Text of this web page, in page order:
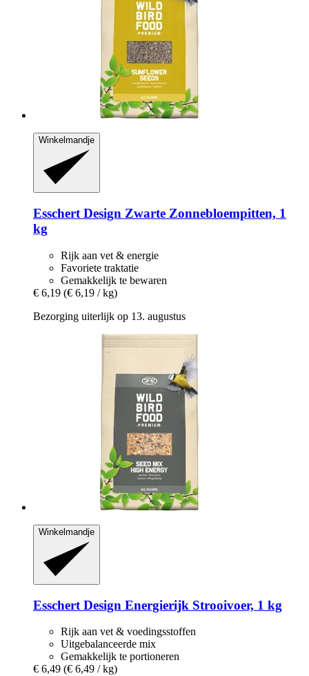
Winkelmandje
Esschert Design Zwarte Zonnebloempitten, 1
kg
Rijk aan vet & energie
Favoriete traktatie
Gemakkelijk te bewaren
€ 6,19 (€ 6,19 / kg)
Bezorging uiterlijk op 13. augustus
Winkelmandje
Esschert Design Energierijk Strooivoer, 1 kg
Rijk aan vet & voedingsstoffen
Uitgebalanceerde mix
Gemakkelijk te portioneren
€ 6,49 (€ 6,49 / kg)